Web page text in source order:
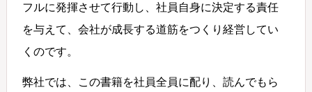
フルに発揮させて行動し、社員自身に決定する責任
を与えて、会社が成長する道筋をつくり経営してい
くのです。
弊社では、この書籍を社員全員に配り、読んでもら